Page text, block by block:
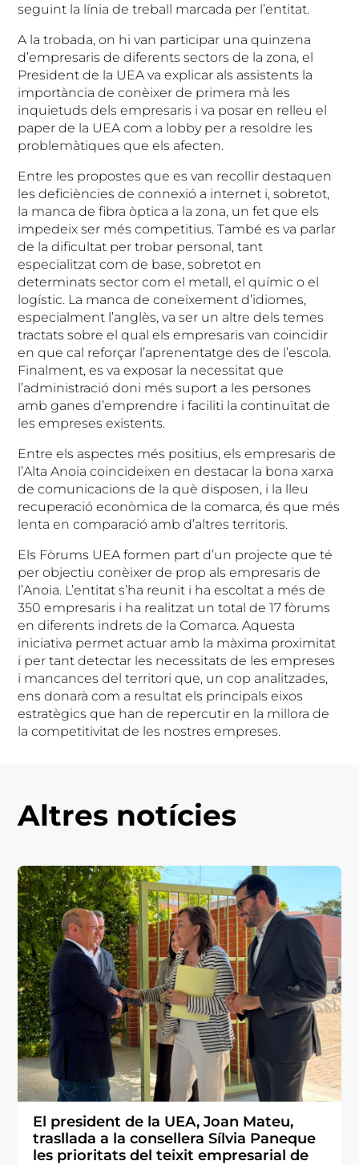
seguint la línia de treball marcada per l’entitat.
A la trobada, on hi van participar una quinzena
d’empresaris de diferents sectors de la zona, el
President de la UEA va explicar als assistents la
importància de conèixer de primera mà les
inquietuds dels empresaris i va posar en relleu el
paper de la UEA com a lobby per a resoldre les
problemàtiques que els afecten.
Entre les propostes que es van recollir destaquen
les deficiències de connexió a internet i, sobretot,
la manca de fibra òptica a la zona, un fet que els
impedeix ser més competitius. També es va parlar
de la dificultat per trobar personal, tant
especialitzat com de base, sobretot en
determinats sector com el metall, el químic o el
logístic. La manca de coneixement d’idiomes,
especialment l’anglès, va ser un altre dels temes
tractats sobre el qual els empresaris van coincidir
en que cal reforçar l’aprenentatge des de l’escola.
Finalment, es va exposar la necessitat que
l’administració doni més suport a les persones
amb ganes d’emprendre i faciliti la continuïtat de
les empreses existents.
Entre els aspectes més positius, els empresaris de
l’Alta Anoia coincideixen en destacar la bona xarxa
de comunicacions de la què disposen, i la lleu
recuperació econòmica de la comarca, és que més
lenta en comparació amb d’altres territoris.
Els Fòrums UEA formen part d’un projecte que té
per objectiu conèixer de prop als empresaris de
l’Anoia. L’entitat s’ha reunit i ha escoltat a més de
350 empresaris i ha realitzat un total de 17 fòrums
en diferents indrets de la Comarca. Aquesta
iniciativa permet actuar amb la màxima proximitat
i per tant detectar les necessitats de les empreses
i mancances del territori que, un cop analitzades,
ens donarà com a resultat els principals eixos
estratègics que han de repercutir en la millora de
la competitivitat de les nostres empreses.
Altres notícies
El president de la UEA, Joan Mateu,
trasllada a la consellera Sílvia Paneque
les prioritats del teixit empresarial de